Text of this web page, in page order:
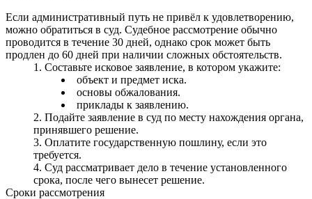
Если административный путь не привёл к удовлетворению,
можно обратиться в суд. Судебное рассмотрение обычно
проводится в течение 30 дней, однако срок может быть
продлен до 60 дней при наличии сложных обстоятельств.
Составьте исковое заявление, в котором укажите:
объект и предмет иска.
основы обжалования.
приклады к заявлению.
Подайте заявление в суд по месту нахождения органа,
принявшего решение.
Оплатите государственную пошлину, если это
требуется.
Суд рассматривает дело в течение установленного
срока, после чего вынесет решение.
Сроки рассмотрения